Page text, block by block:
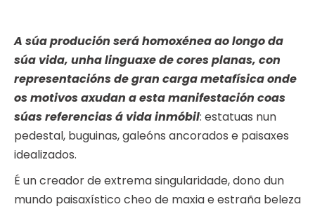
A súa produción será homoxénea ao longo da
súa vida, unha linguaxe de cores planas, con
representacións de gran carga metafísica onde
os motivos axudan a esta manifestación coas
súas referencias á vida inmóbil: estatuas nun
pedestal, buguinas, galeóns ancorados e paisaxes
idealizados.
É un creador de extrema singularidade, dono dun
mundo paisaxístico cheo de maxia e estraña beleza